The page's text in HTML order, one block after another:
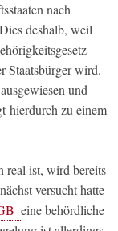
nach
deshalb, weil
Staatsbürger wird.
und
hierdurch zu einem
real ist, wird bereits
versucht hatte
eine behördliche